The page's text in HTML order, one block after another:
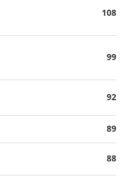
108
99
92
89
88